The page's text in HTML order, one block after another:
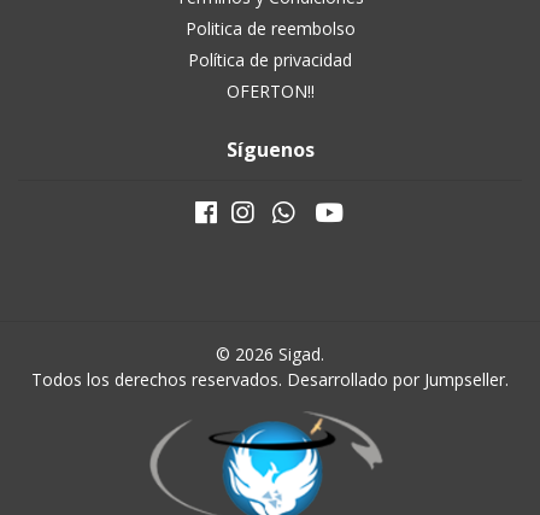
Politica de reembolso
Política de privacidad
OFERTON!!
Síguenos
© 2026 Sigad.
Todos los derechos reservados. Desarrollado por Jumpseller.